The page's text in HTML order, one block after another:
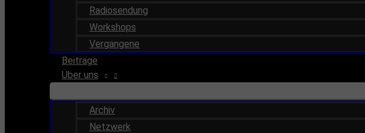
Radiosendung
Workshops
Vergangene
Beiträge
Über uns
Archiv
Netzwerk